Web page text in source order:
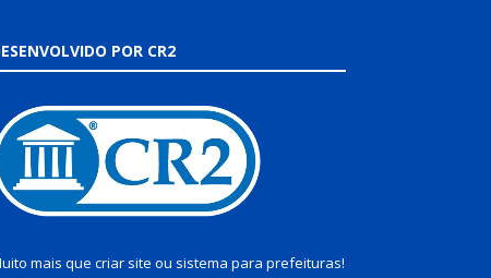
POR CR2
mais que criar site ou sistema para prefeituras!